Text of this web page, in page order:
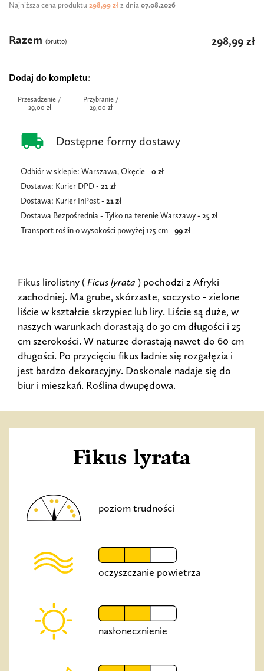
Najniższa cena produktu 298,99 zł z dnia 07.08.2026
local_shipping Dostępne formy dostawy
Odbiór w sklepie: Warszawa, Okęcie - 0 zł
Dostawa: Kurier DPD - 21 zł
Dostawa: Kurier InPost - 21zł
Dostawa Bezpośrednia - Tylko na terenie Warszawy- 25 zł
Transport roślin o wysokości powyżej 125 cm - 99 zł
Razem (brutto) 298,99 zł
Dodaj do kompletu
Przesadzenie /
29,00 zł
Przybranie /
29,00 zł
Fikus lirolistny (Ficus lyrata ) pochodzi z Afryki
zachodniej. Ma grube, skórzaste, soczysto - zielone
liście w kształcie skrzypiec lub liry. Liście są duże, w
naszych warunkach dorastają do 30 cm długości i 25
cm szerokości. W naturze dorastają nawet do 60 cm
długości. Po przycięciu fikus ładnie się rozgałęzia i
jest bardzo dekoracyjny. Doskonale nadaje się do
biur i mieszkań. Roślina dwupędowa.
Fikus lyrata
poziom trudności
oczyszczanie powietrza
nasłonecznienie